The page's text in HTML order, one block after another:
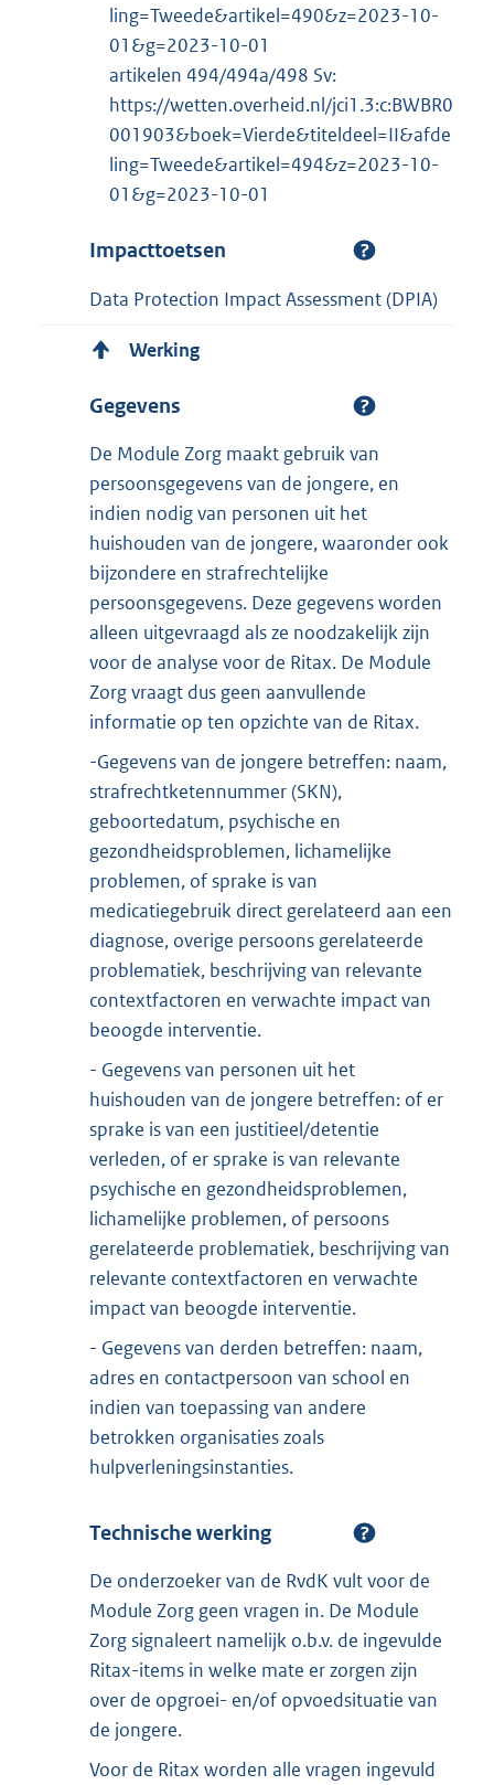
ling=Tweede&artikel=490&z=2023-10-
01&g=2023-10-01
artikelen 494/494a/498 Sv:
https://wetten.overheid.nl/jci1.3:c:BWBR0
001903&boek=Vierde&titeldeel=II&afde
ling=Tweede&artikel=494&z=2023-10-
01&g=2023-10-01
Impacttoetsen
Data Protection Impact Assessment (DPIA)
Werking
Gegevens
De Module Zorg maakt gebruik van
persoonsgegevens van de jongere, en
indien nodig van personen uit het
huishouden van de jongere, waaronder ook
bijzondere en strafrechtelijke
persoonsgegevens. Deze gegevens worden
alleen uitgevraagd als ze noodzakelijk zijn
voor de analyse voor de Ritax. De Module
Zorg vraagt dus geen aanvullende
informatie op ten opzichte van de Ritax.
-Gegevens van de jongere betreffen: naam,
strafrechtketennummer (SKN),
geboortedatum, psychische en
gezondheidsproblemen, lichamelijke
problemen, of sprake is van
medicatiegebruik direct gerelateerd aan een
diagnose, overige persoons gerelateerde
problematiek, beschrijving van relevante
contextfactoren en verwachte impact van
beoogde interventie.
- Gegevens van personen uit het
huishouden van de jongere betreffen: of er
sprake is van een justitieel/detentie
verleden, of er sprake is van relevante
psychische en gezondheidsproblemen,
lichamelijke problemen, of persoons
gerelateerde problematiek, beschrijving van
relevante contextfactoren en verwachte
impact van beoogde interventie.
- Gegevens van derden betreffen: naam,
adres en contactpersoon van school en
indien van toepassing van andere
betrokken organisaties zoals
hulpverleningsinstanties.
Technische werking
De onderzoeker van de RvdK vult voor de
Module Zorg geen vragen in. De Module
Zorg signaleert namelijk o.b.v. de ingevulde
Ritax-items in welke mate er zorgen zijn
over de opgroei- en/of opvoedsituatie van
de jongere.
Voor de Ritax worden alle vragen ingevuld